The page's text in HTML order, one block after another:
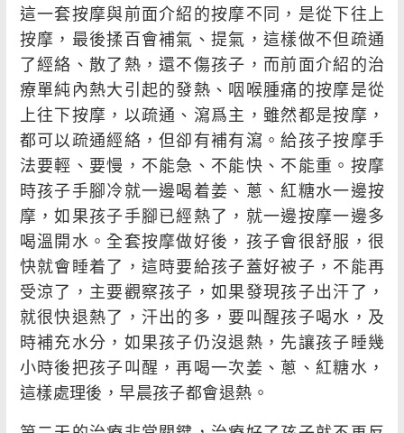
這一套按摩與前面介紹的按摩不同，是從下往上
按摩，最後揉百會補氣、提氣，這樣做不但疏通
了經絡、散了熱，還不傷孩子，而前面介紹的治
療單純內熱大引起的發熱、咽喉腫痛的按摩是從
上往下按摩，以疏通、瀉爲主，雖然都是按摩，
都可以疏通經絡，但卻有補有瀉。給孩子按摩手
法要輕、要慢，不能急、不能快、不能重。按摩
時孩子手腳冷就一邊喝着姜、蔥、紅糖水一邊按
摩，如果孩子手腳已經熱了，就一邊按摩一邊多
喝溫開水。全套按摩做好後，孩子會很舒服，很
快就會睡着了，這時要給孩子蓋好被子，不能再
受涼了，主要觀察孩子，如果發現孩子出汗了，
就很快退熱了，汗出的多，要叫醒孩子喝水，及
時補充水分，如果孩子仍沒退熱，先讓孩子睡幾
小時後把孩子叫醒，再喝一次姜、蔥、紅糖水，
這樣處理後，早晨孩子都會退熱。